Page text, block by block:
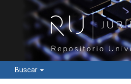
Buscar